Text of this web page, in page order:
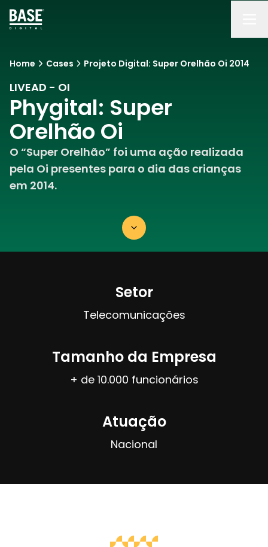
Home Cases Projeto Digital: Super Orelhão Oi 2014
LIVEAD - OI
Phygital: Super
Orelhão Oi
O “Super Orelhão” foi uma ação realizada
pela Oi presentes para o dia das crianças
em 2014.
Setor
Telecomunicações
Tamanho da Empresa
+ de 10.000 funcionários
Atuação
Nacional